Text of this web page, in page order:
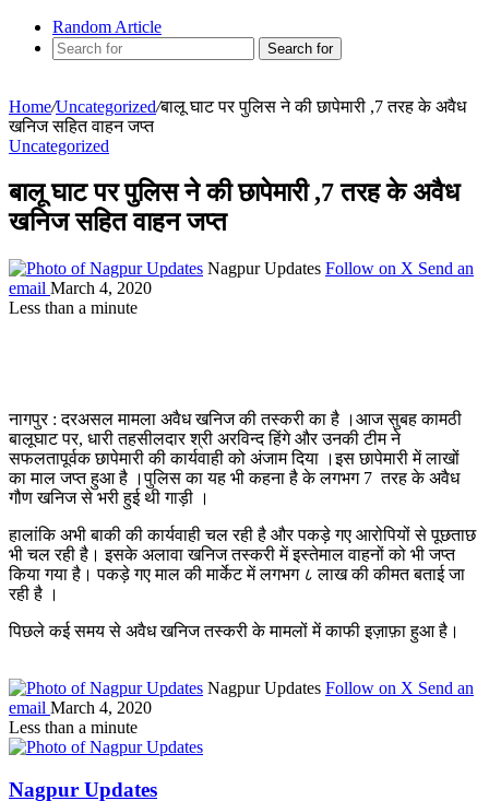
Random Article
Search for
Home/Uncategorized/बालू घाट पर पुलिस ने की छापेमारी ,7 तरह के अवैध
खनिज सहित वाहन जप्त
Uncategorized
बालू घाट पर पुलिस ने की छापेमारी ,7 तरह के अवैध
खनिज सहित वाहन जप्त
Nagpur Updates Follow on X Send an
email March 4, 2020
Less than a minute
नागपुर : दरअसल मामला अवैध खनिज की तस्करी का है ।आज सुबह कामठी
बालूघाट पर, धारी तहसीलदार श्री अरविन्द हिंगे और उनकी टीम ने
सफलतापूर्वक छापेमारी की कार्यवाही को अंजाम दिया ।इस छापेमारी में लाखों
का माल जप्त हुआ है ।पुलिस का यह भी कहना है के लगभग 7 तरह के अवैध
गौण खनिज से भरी हुई थी गाड़ी ।
हालांकि अभी बाकी की कार्यवाही चल रही है और पकड़े गए आरोपियों से पूछताछ
भी चल रही है। इसके अलावा खनिज तस्करी में इस्तेमाल वाहनों को भी जप्त
किया गया है। पकड़े गए माल की मार्केट में लगभग ८ लाख की कीमत बताई जा
रही है ।
पिछले कई समय से अवैध खनिज तस्करी के मामलों में काफी इज़ाफ़ा हुआ है।
Nagpur Updates Follow on X Send an
email March 4, 2020
Less than a minute
Nagpur Updates